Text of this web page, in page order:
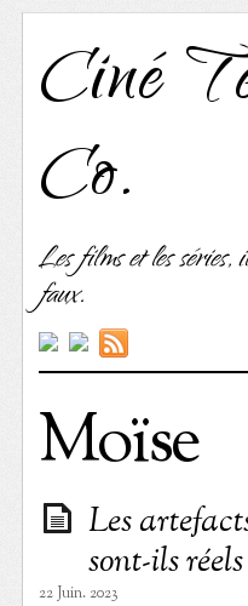
Ciné
Co.
Les films et les
faux.
Moïse
Les
sont-ils
22 Juin. 2023